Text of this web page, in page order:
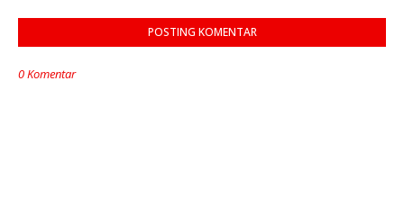
POSTING KOMENTAR
0 Komentar